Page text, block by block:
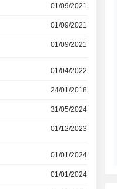
01/09/2021
01/09/2021
01/09/2021
01/04/2022
24/01/2018
31/05/2024
01/12/2023
01/01/2024
01/01/2024